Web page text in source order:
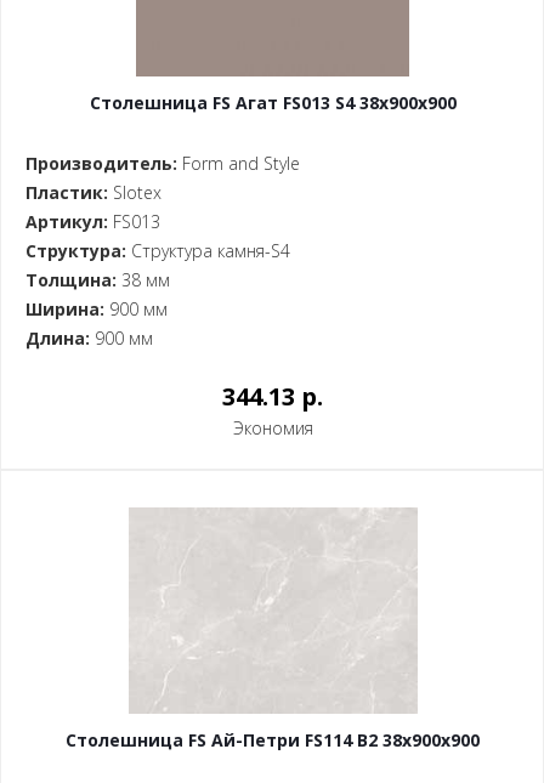
Столешница FS Агат FS013 S4 38x900x900
Производитель: Form and Style
Пластик: Slotex
Артикул: FS013
Структура: Структура камня-S4
Толщина: 38 мм
Ширина: 900 мм
Длина: 900 мм
344.13 p.
Экономия
Столешница FS Ай-Петри FS114 B2 38x900x900